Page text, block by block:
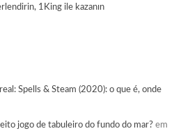
1King ile kazanın
Spells & Steam (2020): o que é, onde
jogo de tabuleiro do fundo do mar? em